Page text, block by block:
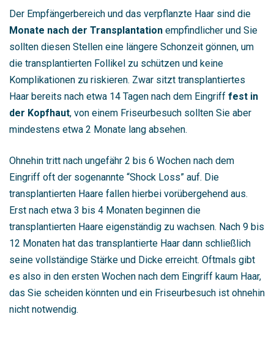
Der Empfängerbereich und das verpflanzte Haar sind die
Monate nach der Transplantation empfindlicher und Sie
sollten diesen Stellen eine längere Schonzeit gönnen, um
die transplantierten Follikel zu schützen und keine
Komplikationen zu riskieren. Zwar sitzt transplantiertes
Haar bereits nach etwa 14 Tagen nach dem Eingriff fest in
der Kopfhaut, von einem Friseurbesuch sollten Sie aber
mindestens etwa 2 Monate lang absehen.
Ohnehin tritt nach ungefähr 2 bis 6 Wochen nach dem
Eingriff oft der sogenannte “Shock Loss” auf. Die
transplantierten Haare fallen hierbei vorübergehend aus.
Erst nach etwa 3 bis 4 Monaten beginnen die
transplantierten Haare eigenständig zu wachsen. Nach 9 bis
12 Monaten hat das transplantierte Haar dann schließlich
seine vollständige Stärke und Dicke erreicht. Oftmals gibt
es also in den ersten Wochen nach dem Eingriff kaum Haar,
das Sie scheiden könnten und ein Friseurbesuch ist ohnehin
nicht notwendig.